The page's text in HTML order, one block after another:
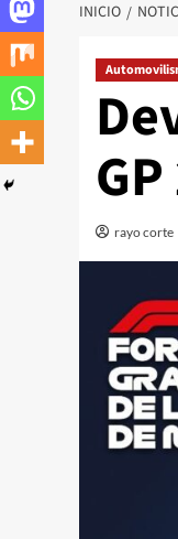
INICIO
rayo corte